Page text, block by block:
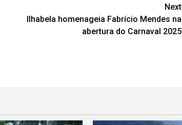
Next
Ilhabela homenageia Fabrício Mendes na
abertura do Carnaval 2025